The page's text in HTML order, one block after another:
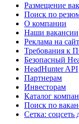
Размещение
Поиск по
О компании
Наши вакансии
Реклама на
Требования к
Безопасный
HeadHunter API
Партнерам
Инвесторам
Каталог
Поиск по
Сетка: соцсеть